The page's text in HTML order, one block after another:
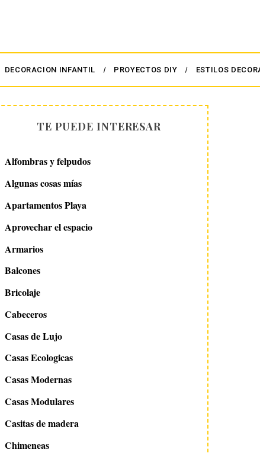
DECORACION INFANTIL PROYECTOS DIY ESTILOS
TE PUEDE INTERESAR
Alfombras y felpudos
Algunas cosas mías
Apartamentos Playa
Aprovechar el espacio
Armarios
Balcones
Bricolaje
Cabeceros
Casas de Lujo
Casas Ecologicas
Casas Modernas
Casas Modulares
Casitas de madera
Chimeneas